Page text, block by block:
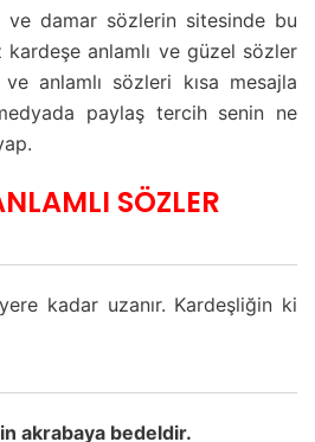
damar sözlerin sitesinde bu
kardeşe anlamlı ve güzel sözler
anlamlı sözleri kısa mesajla
paylaş tercih senin ne
SÖZLER
kadar uzanır. Kardeşliğin ki
akrabaya bedeldir.